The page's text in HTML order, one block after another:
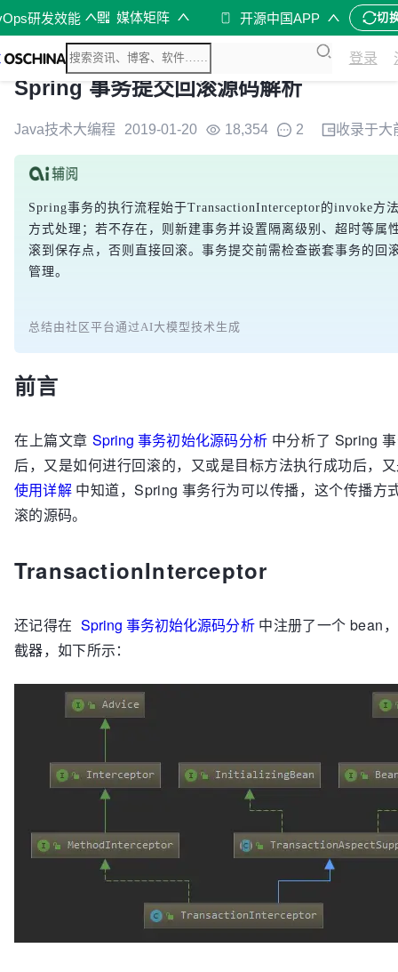
研发效能 媒体矩阵 开源中国APP 切
登录
Spring 事务提交回滚源码解析
Java技术大编程 2019-01-20 18,354 2 收录于大
Spring事务的执行流程始于TransactionInterceptor的invoke方
方式处理；若不存在，则新建事务并设置隔离级别、超时等
滚到保存点，否则直接回滚。事务提交前需检查嵌套事务的
管理。
总结由社区平台通过AI大模型技术生成
前言
在上篇文章 Spring 事务初始化源码分析 中分析了 Spring
后，又是如何进行回滚的，又或是目标方法执行成功后，
使用详解中知道，Spring 事务行为可以传播，这个传播方
滚的源码。
TransactionInterceptor
还记得在 Spring 事务初始化源码分析中注册了一个 bean
截器，如下所示：